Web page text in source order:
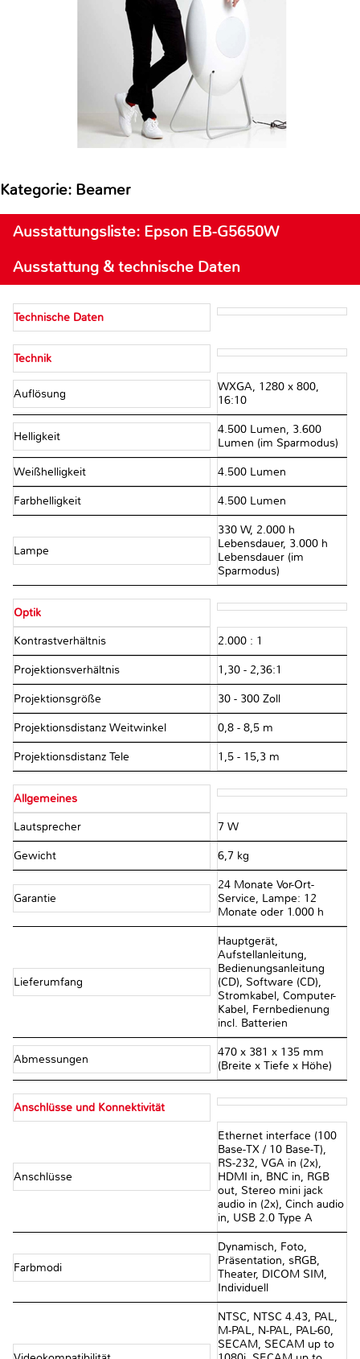
Kategorie: Beamer
Ausstattungsliste: Epson EB-G5650W
Ausstattung & technische Daten
Technische Daten
Technik
Auflösung
WXGA, 1280 x 800,
16:10
Helligkeit
4.500 Lumen, 3.600
Lumen (im Sparmodus)
Weißhelligkeit 4.500 Lumen
Farbhelligkeit 4.500 Lumen
Lampe
330 W, 2.000 h
Lebensdauer, 3.000 h
Lebensdauer (im
Sparmodus)
Optik
Kontrastverhältnis 2.000 : 1
Projektionsverhältnis 1,30 - 2,36:1
Projektionsgröße 30 - 300 Zoll
Projektionsdistanz Weitwinkel 0,8 - 8,5 m
Projektionsdistanz Tele 1,5 - 15,3 m
Allgemeines
Lautsprecher 7 W
Gewicht 6,7 kg
Garantie
24 Monate Vor-Ort-
Service, Lampe: 12
Monate oder 1.000 h
Lieferumfang
Hauptgerät,
Aufstellanleitung,
Bedienungsanleitung
(CD), Software (CD),
Stromkabel, Computer-
Kabel, Fernbedienung
incl. Batterien
Abmessungen
470 x 381 x 135 mm
(Breite x Tiefe x Höhe)
Anschlüsse und Konnektivität
Anschlüsse
Ethernet interface (100
Base-TX / 10 Base-T),
RS-232, VGA in (2x),
HDMI in, BNC in, RGB
out, Stereo mini jack
audio in (2x), Cinch audio
in, USB 2.0 Type A
Farbmodi
Dynamisch, Foto,
Präsentation, sRGB,
Theater, DICOM SIM,
Individuell
NTSC, NTSC 4.43, PAL,
M-PAL, N-PAL, PAL-60,
SECAM, SECAM up to